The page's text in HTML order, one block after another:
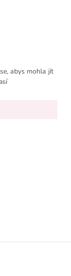
abys mohla jít